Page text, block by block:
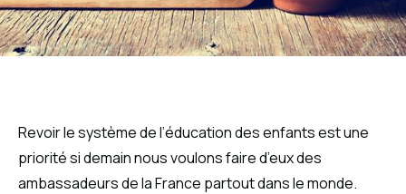
Revoir le système de l’éducation des enfants est une
priorité si demain nous voulons faire d’eux des
ambassadeurs de la France partout dans le monde.